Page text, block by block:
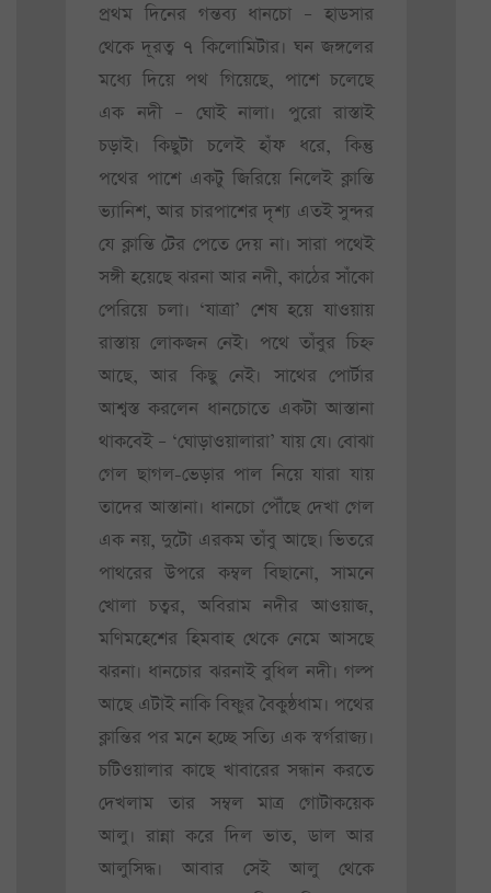
প্রথম দিনের গন্তব্য ধানচো – হাডসার
থেকে দূরত্ব ৭ কিলোমিটার। ঘন জঙ্গলের
মধ্যে দিয়ে পথ গিয়েছে, পাশে চলেছে
এক নদী – ঘোই নালা। পুরো রাস্তাই
চড়াই। কিছুটা চলেই হাঁফ ধরে, কিন্তু
পথের পাশে একটু জিরিয়ে নিলেই ক্লান্তি
ভ্যানিশ, আর চারপাশের দৃশ্য এতই সুন্দর
যে ক্লান্তি টের পেতে দেয় না। সারা পথেই
সঙ্গী হয়েছে ঝরনা আর নদী, কাঠের সাঁকো
পেরিয়ে চলা। ‘যাত্রা’ শেষ হয়ে যাওয়ায়
রাস্তায় লোকজন নেই। পথে তাঁবুর চিহ্ন
আছে, আর কিছু নেই। সাথের পোর্টার
আশ্বস্ত করলেন ধানচোতে একটা আস্তানা
থাকবেই – ‘ঘোড়াওয়ালারা’ যায় যে। বোঝা
গেল ছাগল-ভেড়ার পাল নিয়ে যারা যায়
তাদের আস্তানা। ধানচো পৌঁছে দেখা গেল
এক নয়, দুটো এরকম তাঁবু আছে। ভিতরে
পাথরের উপরে কম্বল বিছানো, সামনে
খোলা চত্বর, অবিরাম নদীর আওয়াজ,
মণিমহেশের হিমবাহ থেকে নেমে আসছে
ঝরনা। ধানচোর ঝরনাই বুধিল নদী। গল্প
আছে এটাই নাকি বিষ্ণুর বৈকুন্ঠধাম। পথের
ক্লান্তির পর মনে হচ্ছে সত্যি এক স্বর্গরাজ্য।
চটিওয়ালার কাছে খাবারের সন্ধান করতে
দেখলাম তার সম্বল মাত্র গোটাকয়েক
আলু। রান্না করে দিল ভাত, ডাল আর
আলুসিদ্ধ। আবার সেই আলু থেকে